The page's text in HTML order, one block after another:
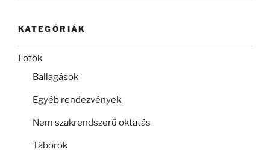
KATEGÓRIÁK
Fotók
Ballagások
Egyéb rendezvények
Nem szakrendszerű oktatás
Táborok